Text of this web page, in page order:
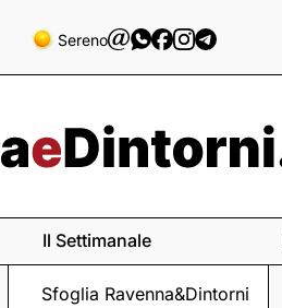
Sereno
Il Settimanale
Sfoglia Ravenna&Dintorni